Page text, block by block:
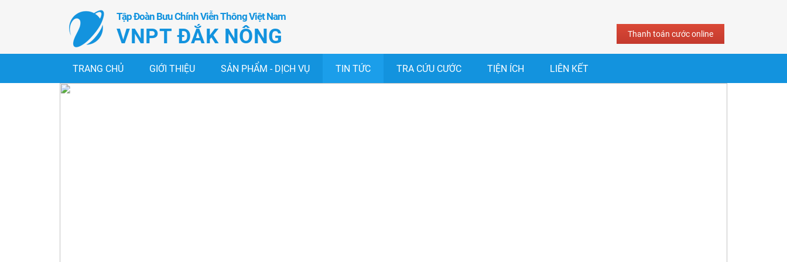
Thanh toán cước online
Tập Đoàn Bưu Chính Viễn Thông Việt Nam
VNPT ĐẮK NÔNG
TRANG CHỦ GIỚI THIỆU SẢN PHẨM - DỊCH VỤ TIN TỨC TRA CỨU CƯỚC TIỆN ÍCH LIÊN KẾT